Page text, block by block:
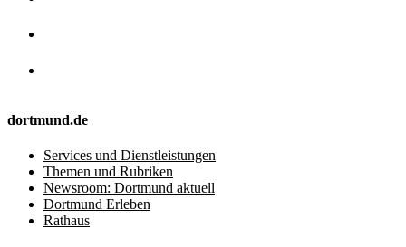
dortmund.de
Services und Dienstleistungen
Themen und Rubriken
Newsroom: Dortmund aktuell
Dortmund Erleben
Rathaus